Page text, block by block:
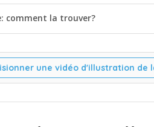
comment la trouver?
une vidéo d'illustration de